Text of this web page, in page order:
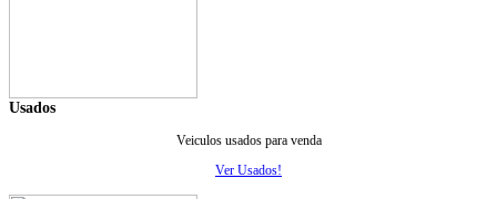
Usados
Veiculos usados para venda
Ver Usados!